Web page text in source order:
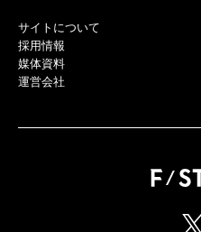
サイトについて
採用情報
媒体資料
運営会社